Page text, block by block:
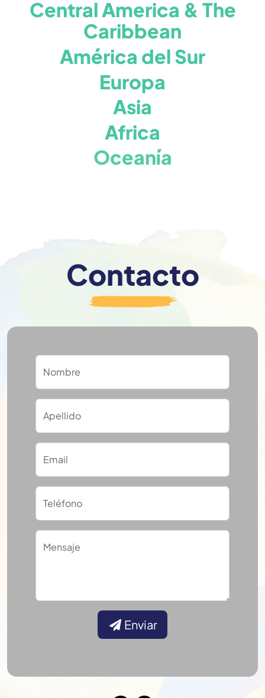
Central America & The
Caribbean
América del Sur
Europa
Asia
Africa
Oceanía
Contacto
Nombre
Apellido
Email
Teléfono
Mensaje
Enviar